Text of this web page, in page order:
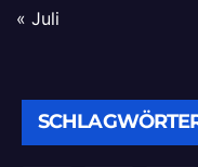
« Juli